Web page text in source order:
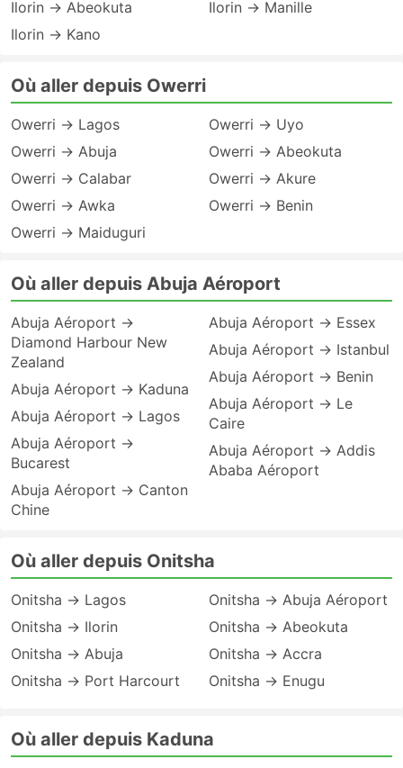
Ilorin → Abeokuta
Ilorin → Kano
Ilorin → Manille
Où aller depuis Owerri
Owerri → Lagos
Owerri → Abuja
Owerri → Calabar
Owerri → Awka
Owerri → Maiduguri
Owerri → Uyo
Owerri → Abeokuta
Owerri → Akure
Owerri → Benin
Où aller depuis Abuja Aéroport
Abuja Aéroport →
Diamond Harbour New
Zealand
Abuja Aéroport → Kaduna
Abuja Aéroport → Lagos
Abuja Aéroport →
Bucarest
Abuja Aéroport → Canton
Chine
Abuja Aéroport → Essex
Abuja Aéroport → Istanbul
Abuja Aéroport → Benin
Abuja Aéroport → Le
Caire
Abuja Aéroport → Addis
Ababa Aéroport
Où aller depuis Onitsha
Onitsha → Lagos
Onitsha → Ilorin
Onitsha → Abuja
Onitsha → Port Harcourt
Onitsha → Abuja Aéroport
Onitsha → Abeokuta
Onitsha → Accra
Onitsha → Enugu
Où aller depuis Kaduna